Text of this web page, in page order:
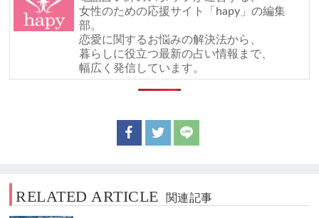
女性のための応援サイト「hapy」の編集
部。
恋愛に関するお悩みの解決法から、
暮らしに役立つ最新の占い情報まで、
幅広く発信しています。
RELATED ARTICLE 関連記事